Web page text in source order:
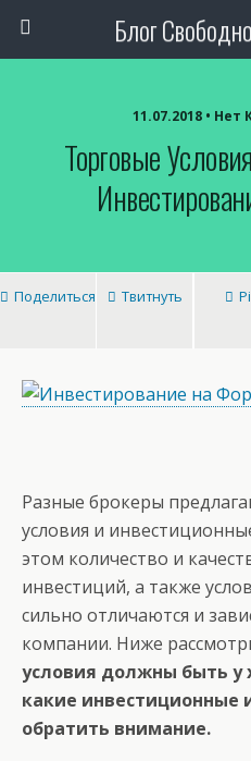
Блог
11.07.2018 •
Торговые
Поделиться Твитнуть
Разные брокеры
условия и
этом количество и
инвестиций, а также
сильно отличаются и
компании. Ниже
условия должны быть у
какие инвестиционные
обратить внимание.